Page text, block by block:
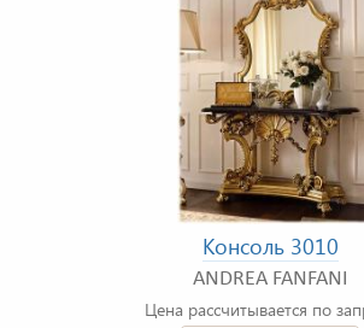
Консоль 3010
ANDREA FANFANI
Цена рассчитывается по